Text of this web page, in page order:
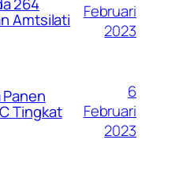
Amtsilati
Februari
2023
Tingkat
6
Februari
2023